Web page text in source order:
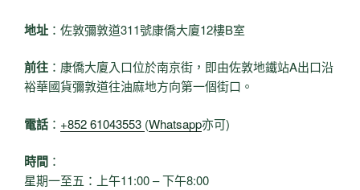
地址 ：佐敦彌敦道311號康僑大廈12樓B室
前往 ：康僑大廈入口位於南京街，即由佐敦地鐵站A出口沿
裕華國貨彌敦道往油麻地方向第一個街口。
電話 ： +852 61043553 (Whatsapp亦可)
時間 ：
星期一至五：上午11:00 – 下午8:00